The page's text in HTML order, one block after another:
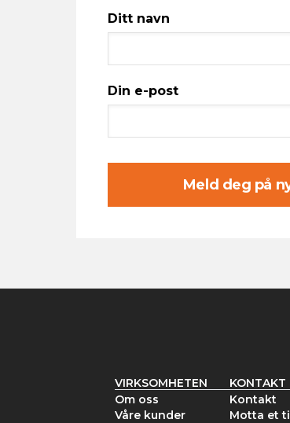
Ditt navn
Din e-post
Meld deg på
VIRKSOMHETEN
Om oss
Våre kunder
KONTAKT
Kontakt
Motta et